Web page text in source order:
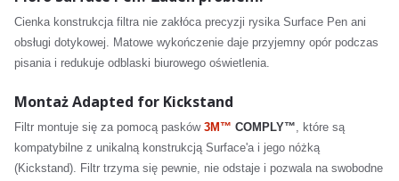
Cienka konstrukcja filtra nie zakłóca precyzji rysika Surface Pen ani
obsługi dotykowej. Matowe wykończenie daje przyjemny opór podczas
pisania i redukuje odblaski biurowego oświetlenia.
Montaż Adapted for Kickstand
Filtr montuje się za pomocą pasków 3M™ COMPLY™, które są
kompatybilne z unikalną konstrukcją Surface'a i jego nóżką
(Kickstand). Filtr trzyma się pewnie, nie odstaje i pozwala na swobodne